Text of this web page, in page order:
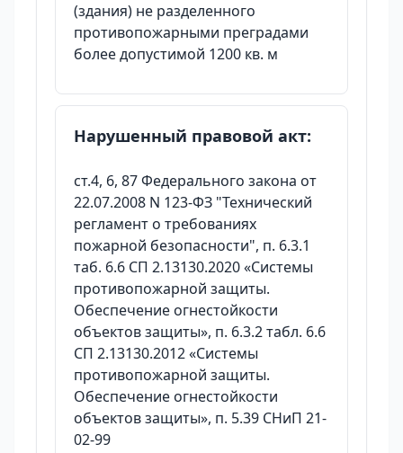
(здания) не разделенного
противопожарными преградами
более допустимой 1200 кв. м
Нарушенный правовой акт:
ст.4, 6, 87 Федерального закона от
22.07.2008 N 123-ФЗ "Технический
регламент о требованиях
пожарной безопасности", п. 6.3.1
таб. 6.6 СП 2.13130.2020 «Системы
противопожарной защиты.
Обеспечение огнестойкости
объектов защиты», п. 6.3.2 табл. 6.6
СП 2.13130.2012 «Системы
противопожарной защиты.
Обеспечение огнестойкости
объектов защиты», п. 5.39 СНиП 21-
02-99